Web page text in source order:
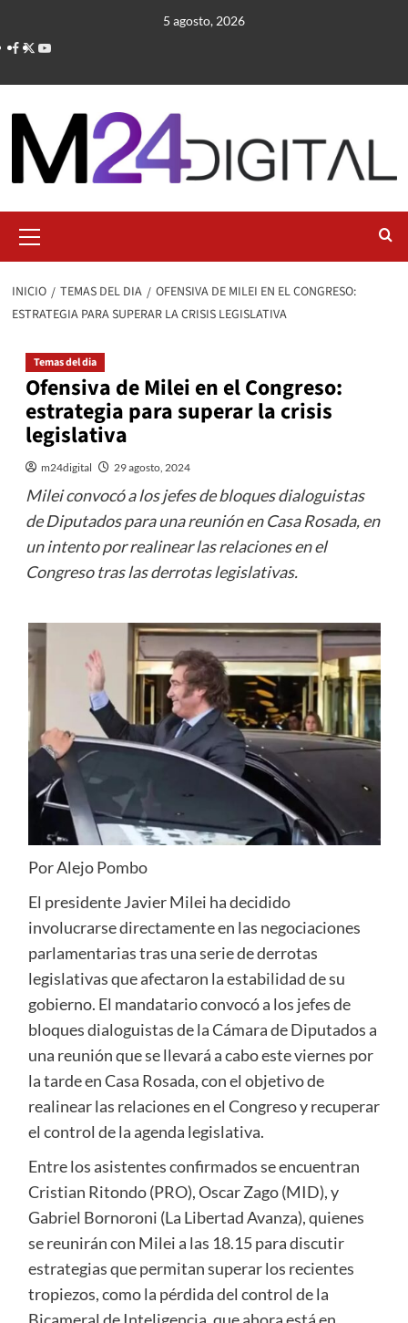
contenido
5 agosto, 2026
primario
INICIO TEMAS DEL DIA
OFENSIVA DE MILEI EN EL CONGRESO:
ESTRATEGIA PARA SUPERAR LA CRISIS LEGISLATIVA
Temas del dia
Ofensiva de Milei en el Congreso:
estrategia para superar la crisis
legislativa
m24digital 29 agosto, 2024
Milei convocó a los jefes de bloques dialoguistas
de Diputados para una reunión en Casa Rosada, en
un intento por realinear las relaciones en el
Congreso tras las derrotas legislativas.
Por Alejo Pombo
El presidente Javier Milei ha decidido
involucrarse directamente en las negociaciones
parlamentarias tras una serie de derrotas
legislativas que afectaron la estabilidad de su
gobierno. El mandatario convocó a los jefes de
bloques dialoguistas de la Cámara de Diputados a
una reunión que se llevará a cabo este viernes por
la tarde en Casa Rosada, con el objetivo de
realinear las relaciones en el Congreso y recuperar
el control de la agenda legislativa.
Entre los asistentes confirmados se encuentran
Cristian Ritondo (PRO), Oscar Zago (MID), y
Gabriel Bornoroni (La Libertad Avanza), quienes
se reunirán con Milei a las 18.15 para discutir
estrategias que permitan superar los recientes
tropiezos, como la pérdida del control de la